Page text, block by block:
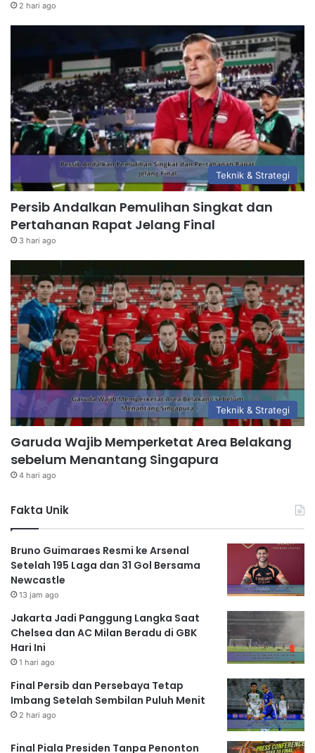
2 hari ago
Teknik & Strategi
Persib Andalkan Pemulihan Singkat dan
Pertahanan Rapat Jelang Final
3 hari ago
Teknik & Strategi
Garuda Wajib Memperketat Area Belakang
sebelum Menantang Singapura
4 hari ago
Fakta Unik
Bruno Guimaraes Resmi ke Arsenal
Setelah 195 Laga dan 31 Gol Bersama
Newcastle
13 jam ago
Jakarta Jadi Panggung Langka Saat
Chelsea dan AC Milan Beradu di GBK
Hari Ini
1 hari ago
Final Persib dan Persebaya Tetap
Imbang Setelah Sembilan Puluh Menit
2 hari ago
Final Piala Presiden Tanpa Penonton